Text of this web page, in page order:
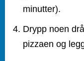
minutter).
Drypp noen
pizzaen og